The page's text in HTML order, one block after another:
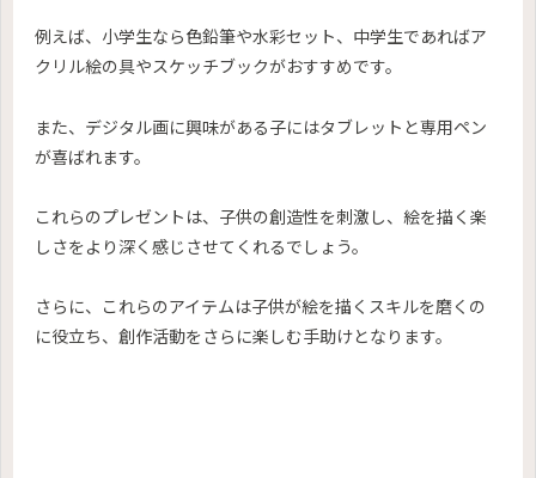
例えば、小学生なら色鉛筆や水彩セット、中学生であればア
クリル絵の具やスケッチブックがおすすめです。
また、デジタル画に興味がある子にはタブレットと専用ペン
が喜ばれます。
これらのプレゼントは、子供の創造性を刺激し、絵を描く楽
しさをより深く感じさせてくれるでしょう。
さらに、これらのアイテムは子供が絵を描くスキルを磨くの
に役立ち、創作活動をさらに楽しむ手助けとなります。